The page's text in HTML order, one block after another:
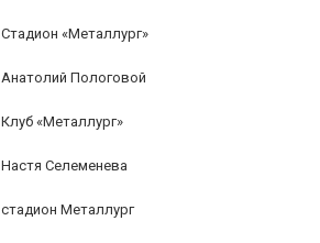
Стадион «Металлург»
Анатолий Пологовой
Клуб «Металлург»
Настя Селеменева
стадион Металлург